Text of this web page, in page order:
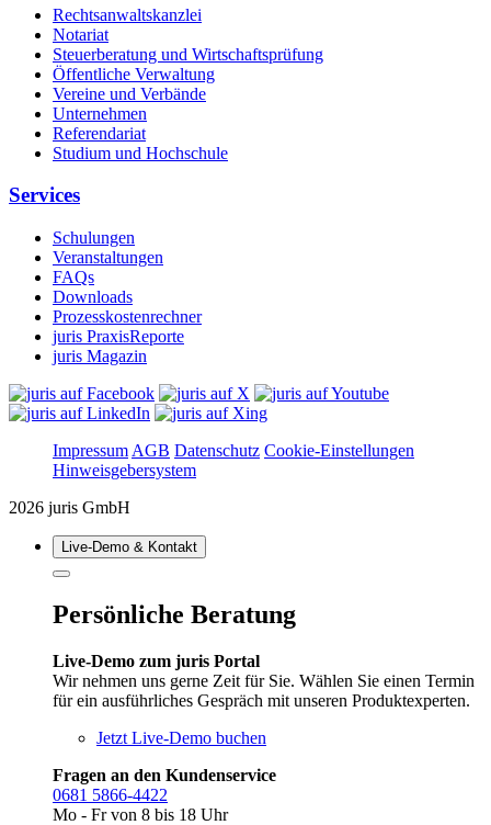
Rechtsanwaltskanzlei
Notariat
Steuerberatung und Wirtschaftsprüfung
Öffentliche Verwaltung
Vereine und Verbände
Unternehmen
Referendariat
Studium und Hochschule
Services
Schulungen
Veranstaltungen
FAQs
Downloads
Prozesskostenrechner
juris PraxisReporte
juris Magazin
Impressum AGB Datenschutz Cookie-Einstellungen
Hinweisgebersystem
2026 juris GmbH
Live‑Demo & Kontakt
Persönliche Beratung
Live-Demo zum juris Portal
Wir nehmen uns gerne Zeit für Sie. Wählen Sie einen Termin
für ein ausführliches Gespräch mit unseren Produktexperten.
Jetzt Live-Demo buchen
Fragen an den Kundenservice
0681 5866-4422
Mo - Fr von 8 bis 18 Uhr